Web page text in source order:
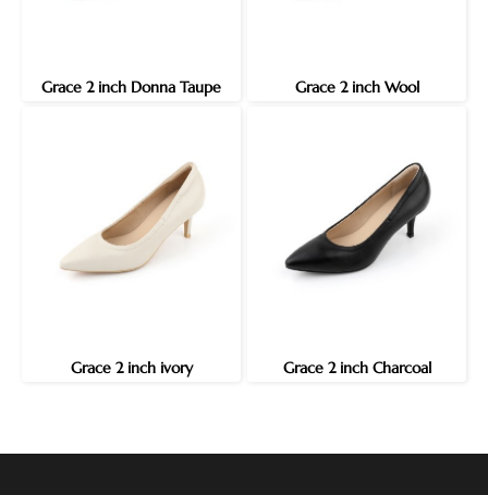
Grace 2 inch Donna Taupe Grace 2 inch Wool
Grace 2 inch ivory Grace 2 inch Charcoal